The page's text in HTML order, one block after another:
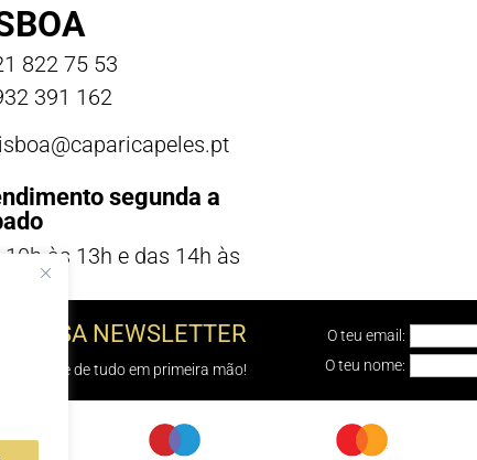
822 75 53
391 162
lisboa@caparicapeles.pt
segunda a
10h às 13h e das 14h às
NOSSA NEWSLETTER
e sabe de tudo em primeira mão!
O teu email:
O teu nome: